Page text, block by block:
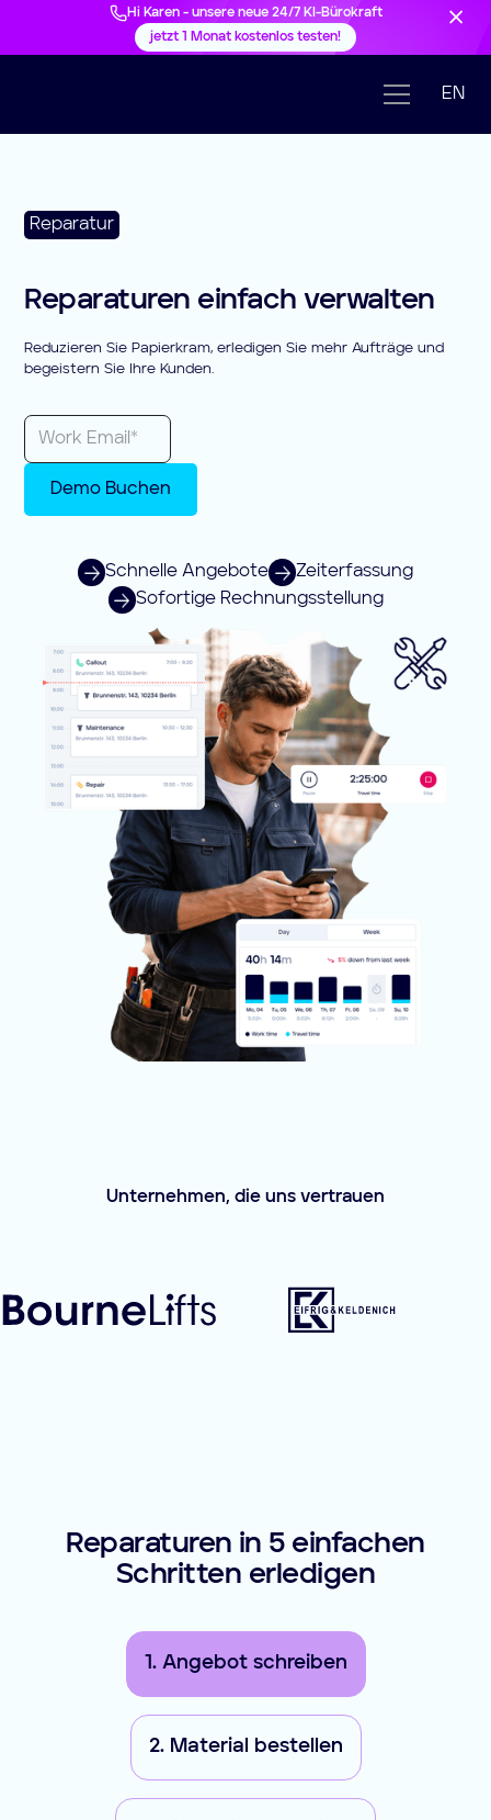
Hi Karen - unsere neue 24/7 KI-Bürokraft
jetzt 1 Monat kostenlos testen!
EN
Reparatur
Reparaturen einfach verwalten
Reduzieren Sie Papierkram, erledigen Sie mehr Aufträge und
begeistern Sie Ihre Kunden.
Demo Buchen
Schnelle Angebote
Zeiterfassung
Sofortige Rechnungsstellung
Unternehmen, die uns vertrauen
Reparaturen in 5 einfachen
Schritten erledigen
1. Angebot schreiben
2. Material bestellen